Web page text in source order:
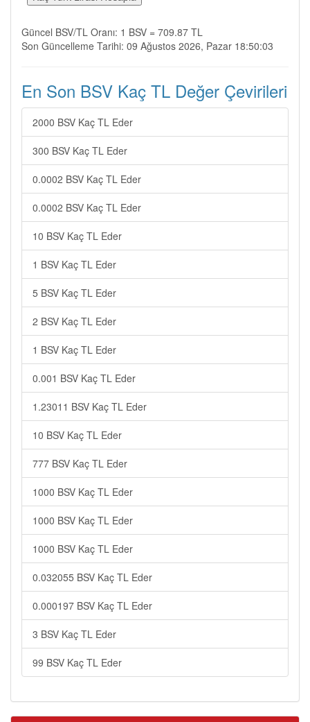
Güncel BSV/TL Oranı: 1 BSV = 709.87 TL
Son Güncelleme Tarihi: 09 Ağustos 2026, Pazar 18:50:03
En Son BSV Kaç TL Değer Çevirileri
2000 BSV Kaç TL Eder
300 BSV Kaç TL Eder
0.0002 BSV Kaç TL Eder
0.0002 BSV Kaç TL Eder
10 BSV Kaç TL Eder
1 BSV Kaç TL Eder
5 BSV Kaç TL Eder
2 BSV Kaç TL Eder
1 BSV Kaç TL Eder
0.001 BSV Kaç TL Eder
1.23011 BSV Kaç TL Eder
10 BSV Kaç TL Eder
777 BSV Kaç TL Eder
1000 BSV Kaç TL Eder
1000 BSV Kaç TL Eder
1000 BSV Kaç TL Eder
0.032055 BSV Kaç TL Eder
0.000197 BSV Kaç TL Eder
3 BSV Kaç TL Eder
99 BSV Kaç TL Eder